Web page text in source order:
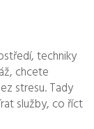
techniky
chcete
stresu. Tady
služby, co říct